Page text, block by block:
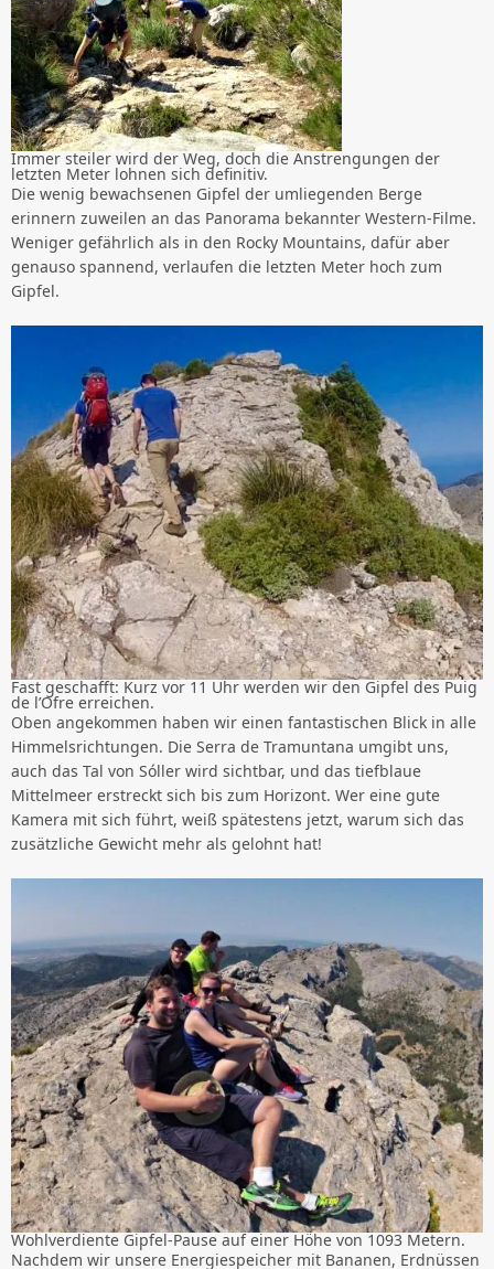
Immer steiler wird der Weg, doch die Anstrengungen der
letzten Meter lohnen sich definitiv.
Die wenig bewachsenen Gipfel der umliegenden Berge
erinnern zuweilen an das Panorama bekannter Western-Filme.
Weniger gefährlich als in den Rocky Mountains, dafür aber
genauso spannend, verlaufen die letzten Meter hoch zum
Gipfel.
Fast geschafft: Kurz vor 11 Uhr werden wir den Gipfel des Puig
de l’Ofre erreichen.
Oben angekommen haben wir einen fantastischen Blick in alle
Himmelsrichtungen. Die Serra de Tramuntana umgibt uns,
auch das Tal von Sóller wird sichtbar, und das tiefblaue
Mittelmeer erstreckt sich bis zum Horizont. Wer eine gute
Kamera mit sich führt, weiß spätestens jetzt, warum sich das
zusätzliche Gewicht mehr als gelohnt hat!
Wohlverdiente Gipfel-Pause auf einer Höhe von 1093 Metern.
Nachdem wir unsere Energiespeicher mit Bananen, Erdnüssen